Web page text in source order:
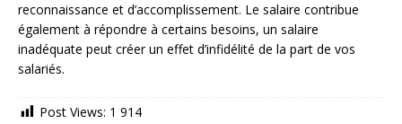
reconnaissance et d’accomplissement. Le salaire contribue
également à répondre à certains besoins, un salaire
inadéquate peut créer un effet d’infidélité de la part de vos
salariés.
Post Views: 1 914